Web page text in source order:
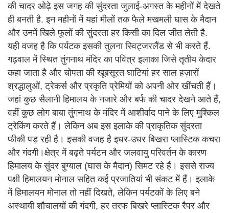
की चादर ओढ़े इस जगह की सुंदरता जुलाई-अगस्त के महीनों में देखते
ही बनती है. इन महीनों में यहां मीलों तक फैले मखमली घास के मैदान
और उनमें खिले फूलों की सुंदरता हर किसी का दिल जीत लेती है.
यही वजह है कि पर्यटक इसकी तुलना स्विट्जरलैंड से भी करते हैं.
गढ़वाल में स्थित तुंगनाथ मंदिर का पवित्र इलाका जिसे तृतीय केदार
कहा जाता है और चोपता की खूबसूरत घाटियां हर साल हज़ारों
श्रद्धालुओं, ट्रेकर्स और प्रकृति प्रेमियों को अपनी ओर खींचती हैं।
जहां कुछ सैलानी हिमालय के नजारे और बर्फ की चादर देखने आते हैं,
वहीं कुछ लोग बाबा तुंगनाथ के मंदिर में आशीर्वाद पाने के लिए मुश्किल
ट्रेकिंग करते हैं। लेकिन अब इस इलाके की प्राकृतिक सुंदरता
फीकी पड़ रही है। इसकी वजह है इधर-उधर बिखरा प्लास्टिक कचरा
और गंदगी।क्षेत्र में बढ़ते पर्यटन और जलवायु परिवर्तन के कारण
हिमालय के सुंदर बुग्याल (घास के मैदान) सिमट रहे हैं। इससे राज्य
पक्षी हिमालयन मोनाल सहित कई प्रजातियां भी संकट में हैं। इलाके
में हिमालयन मोनाल तो नहीं दिखते, लेकिन पर्यटकों के लिए बने
अस्थायी शौचालयों की गंदगी, हर तरफ बिखरे प्लास्टिक रैपर और